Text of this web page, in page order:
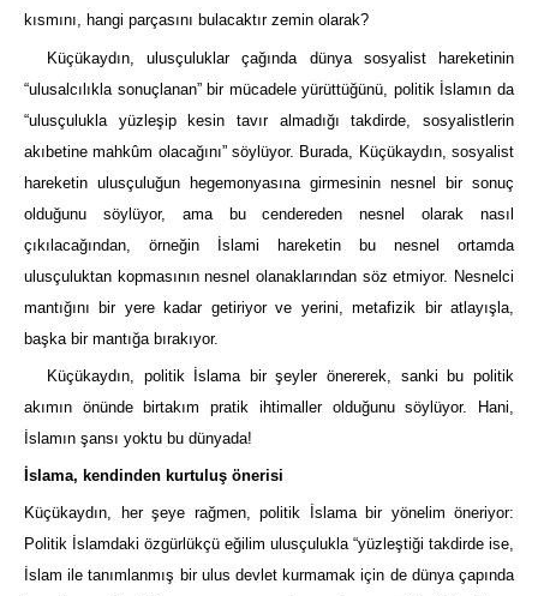
kısmını, hangi parçasını bulacaktır zemin olarak?
Küçükaydın, ulusçuluklar çağında dünya sosyalist hareketinin
“ulusalcılıkla sonuçlanan” bir mücadele yürüttüğünü, politik İslamın da
“ulusçulukla yüzleşip kesin tavır almadığı takdirde, sosyalistlerin
akıbetine mahkûm olacağını” söylüyor. Burada, Küçükaydın, sosyalist
hareketin ulusçuluğun hegemonyasına girmesinin nesnel bir sonuç
olduğunu söylüyor, ama bu cendereden nesnel olarak nasıl
çıkılacağından, örneğin İslami hareketin bu nesnel ortamda
ulusçuluktan kopmasının nesnel olanaklarından söz etmiyor. Nesnelci
mantığını bir yere kadar getiriyor ve yerini, metafizik bir atlayışla,
başka bir mantığa bırakıyor.
Küçükaydın, politik İslama bir şeyler önererek, sanki bu politik
akımın önünde birtakım pratik ihtimaller olduğunu söylüyor. Hani,
İslamın şansı yoktu bu dünyada!
İslama, kendinden kurtuluş önerisi
Küçükaydın, her şeye rağmen, politik İslama bir yönelim öneriyor:
Politik İslamdaki özgürlükçü eğilim ulusçulukla “yüzleştiği takdirde ise,
İslam ile tanımlanmış bir ulus devlet kurmamak için de dünya çapında